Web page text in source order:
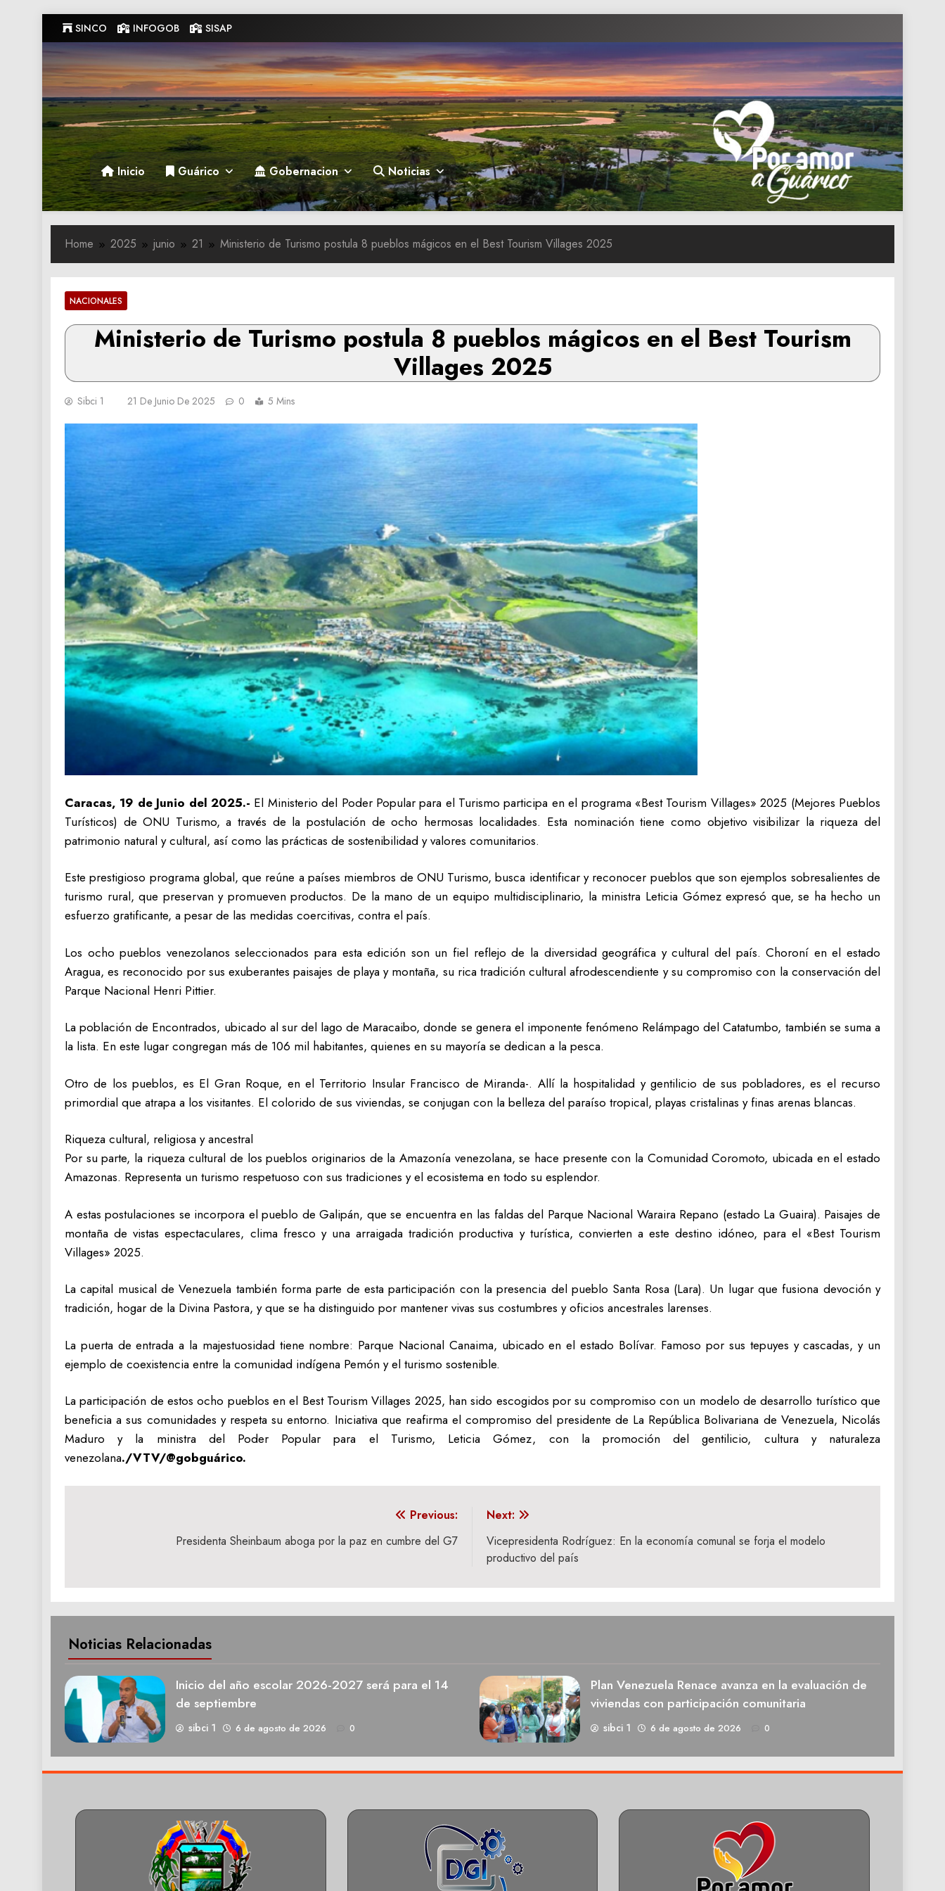
to
content
SINCO INFOGOB SISAP
Gobernacion de Guarico
Gobernacion de Guarico
Inicio Guárico Gobernacion Noticias
Home 2025 junio 21 Ministerio de Turismo postula 8 pueblos mágicos en el Best Tourism Villages 2025
NACIONALES
Ministerio de Turismo postula 8 pueblos mágicos en el Best Tourism
Villages 2025
Sibci 1 21 De Junio De 2025 0 5 Mins
Caracas, 19 de Junio del 2025.- El Ministerio del Poder Popular para el Turismo participa en el programa «Best Tourism Villages» 2025 (Mejores Pueblos
Turísticos) de ONU Turismo, a través de la postulación de ocho hermosas localidades. Esta nominación tiene como objetivo visibilizar la riqueza del
patrimonio natural y cultural, así como las prácticas de sostenibilidad y valores comunitarios.
Este prestigioso programa global, que reúne a países miembros de ONU Turismo, busca identificar y reconocer pueblos que son ejemplos sobresalientes de
turismo rural, que preservan y promueven productos. De la mano de un equipo multidisciplinario, la ministra Leticia Gómez expresó que, se ha hecho un
esfuerzo gratificante, a pesar de las medidas coercitivas, contra el país.
Los ocho pueblos venezolanos seleccionados para esta edición son un fiel reflejo de la diversidad geográfica y cultural del país. Choroní en el estado
Aragua, es reconocido por sus exuberantes paisajes de playa y montaña, su rica tradición cultural afrodescendiente y su compromiso con la conservación del
Parque Nacional Henri Pittier.
La población de Encontrados, ubicado al sur del lago de Maracaibo, donde se genera el imponente fenómeno Relámpago del Catatumbo, también se suma a
la lista. En este lugar congregan más de 106 mil habitantes, quienes en su mayoría se dedican a la pesca.
Otro de los pueblos, es El Gran Roque, en el Territorio Insular Francisco de Miranda-. Allí la hospitalidad y gentilicio de sus pobladores, es el recurso
primordial que atrapa a los visitantes. El colorido de sus viviendas, se conjugan con la belleza del paraíso tropical, playas cristalinas y finas arenas blancas.
Riqueza cultural, religiosa y ancestral
Por su parte, la riqueza cultural de los pueblos originarios de la Amazonía venezolana, se hace presente con la Comunidad Coromoto, ubicada en el estado
Amazonas. Representa un turismo respetuoso con sus tradiciones y el ecosistema en todo su esplendor.
A estas postulaciones se incorpora el pueblo de Galipán, que se encuentra en las faldas del Parque Nacional Waraira Repano (estado La Guaira). Paisajes de
montaña de vistas espectaculares, clima fresco y una arraigada tradición productiva y turística, convierten a este destino idóneo, para el «Best Tourism
Villages» 2025.
La capital musical de Venezuela también forma parte de esta participación con la presencia del pueblo Santa Rosa (Lara). Un lugar que fusiona devoción y
tradición, hogar de la Divina Pastora, y que se ha distinguido por mantener vivas sus costumbres y oficios ancestrales larenses.
La puerta de entrada a la majestuosidad tiene nombre: Parque Nacional Canaima, ubicado en el estado Bolívar. Famoso por sus tepuyes y cascadas, y un
ejemplo de coexistencia entre la comunidad indígena Pemón y el turismo sostenible.
La participación de estos ocho pueblos en el Best Tourism Villages 2025, han sido escogidos por su compromiso con un modelo de desarrollo turístico que
beneficia a sus comunidades y respeta su entorno. Iniciativa que reafirma el compromiso del presidente de La República Bolivariana de Venezuela, Nicolás
Maduro y la ministra del Poder Popular para el Turismo, Leticia Gómez, con la promoción del gentilicio, cultura y naturaleza
venezolana./VTV/@gobguárico.
Previous:
Presidenta Sheinbaum aboga por la paz en cumbre del G7
Next:
Vicepresidenta Rodríguez: En la economía comunal se forja el modelo
productivo del país
Noticias Relacionadas
Inicio del año escolar 2026-2027 será para el 14
de septiembre
sibci 1 6 de agosto de 2026 0
Plan Venezuela Renace avanza en la evaluación de
viviendas con participación comunitaria
sibci 1 6 de agosto de 2026 0